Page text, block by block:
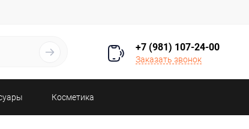
+7 (981) 107-24-00
Заказать звонок
Косметика